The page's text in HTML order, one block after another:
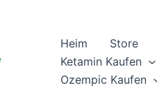
Heim Store
Ketamin Kaufen
Ozempic Kaufen